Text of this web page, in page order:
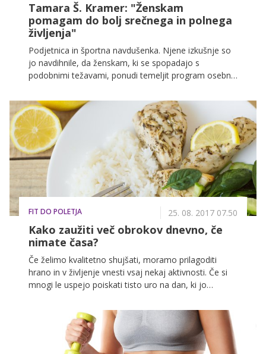
Tamara Š. Kramer: "Ženskam
pomagam do bolj srečnega in polnega
življenja"
Podjetnica in športna navdušenka. Njene izkušnje so
jo navdihnile, da ženskam, ki se spopadajo s
podobnimi težavami, ponudi temeljit program osebne
FIT DO POLETJA 25. 08. 2017 07.50
Kako zaužiti več obrokov dnevno, če
nimate časa?
Če želimo kvalitetno shujšati, moramo prilagoditi
hrano in v življenje vnesti vsaj nekaj aktivnosti. Če si
mnogi le uspejo poiskati tisto uro na dan, ki jo
svojemu organizmu, se mnogokrat zaplete pri
prehrani. Gotovo ste tudi sami kdaj preskočili kosilo,
ker 'niste imeli časa'. Ponujamo vam nekaj nasvetov,
kako izboljšati prehranjevalne navade.